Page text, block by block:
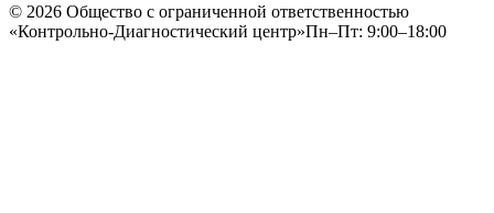
© 2026 Общество с ограниченной ответственностью
«Контрольно-Диагностический центр»Пн–Пт: 9:00–18:00